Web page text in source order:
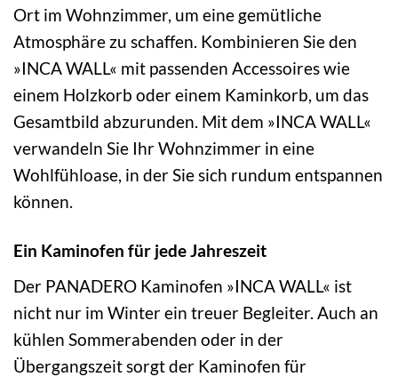
Ort im Wohnzimmer, um eine gemütliche
Atmosphäre zu schaffen. Kombinieren Sie den
»INCA WALL« mit passenden Accessoires wie
einem Holzkorb oder einem Kaminkorb, um das
Gesamtbild abzurunden. Mit dem »INCA WALL«
verwandeln Sie Ihr Wohnzimmer in eine
Wohlfühloase, in der Sie sich rundum entspannen
können.
Ein Kaminofen für jede Jahreszeit
Der PANADERO Kaminofen »INCA WALL« ist
nicht nur im Winter ein treuer Begleiter. Auch an
kühlen Sommerabenden oder in der
Übergangszeit sorgt der Kaminofen für